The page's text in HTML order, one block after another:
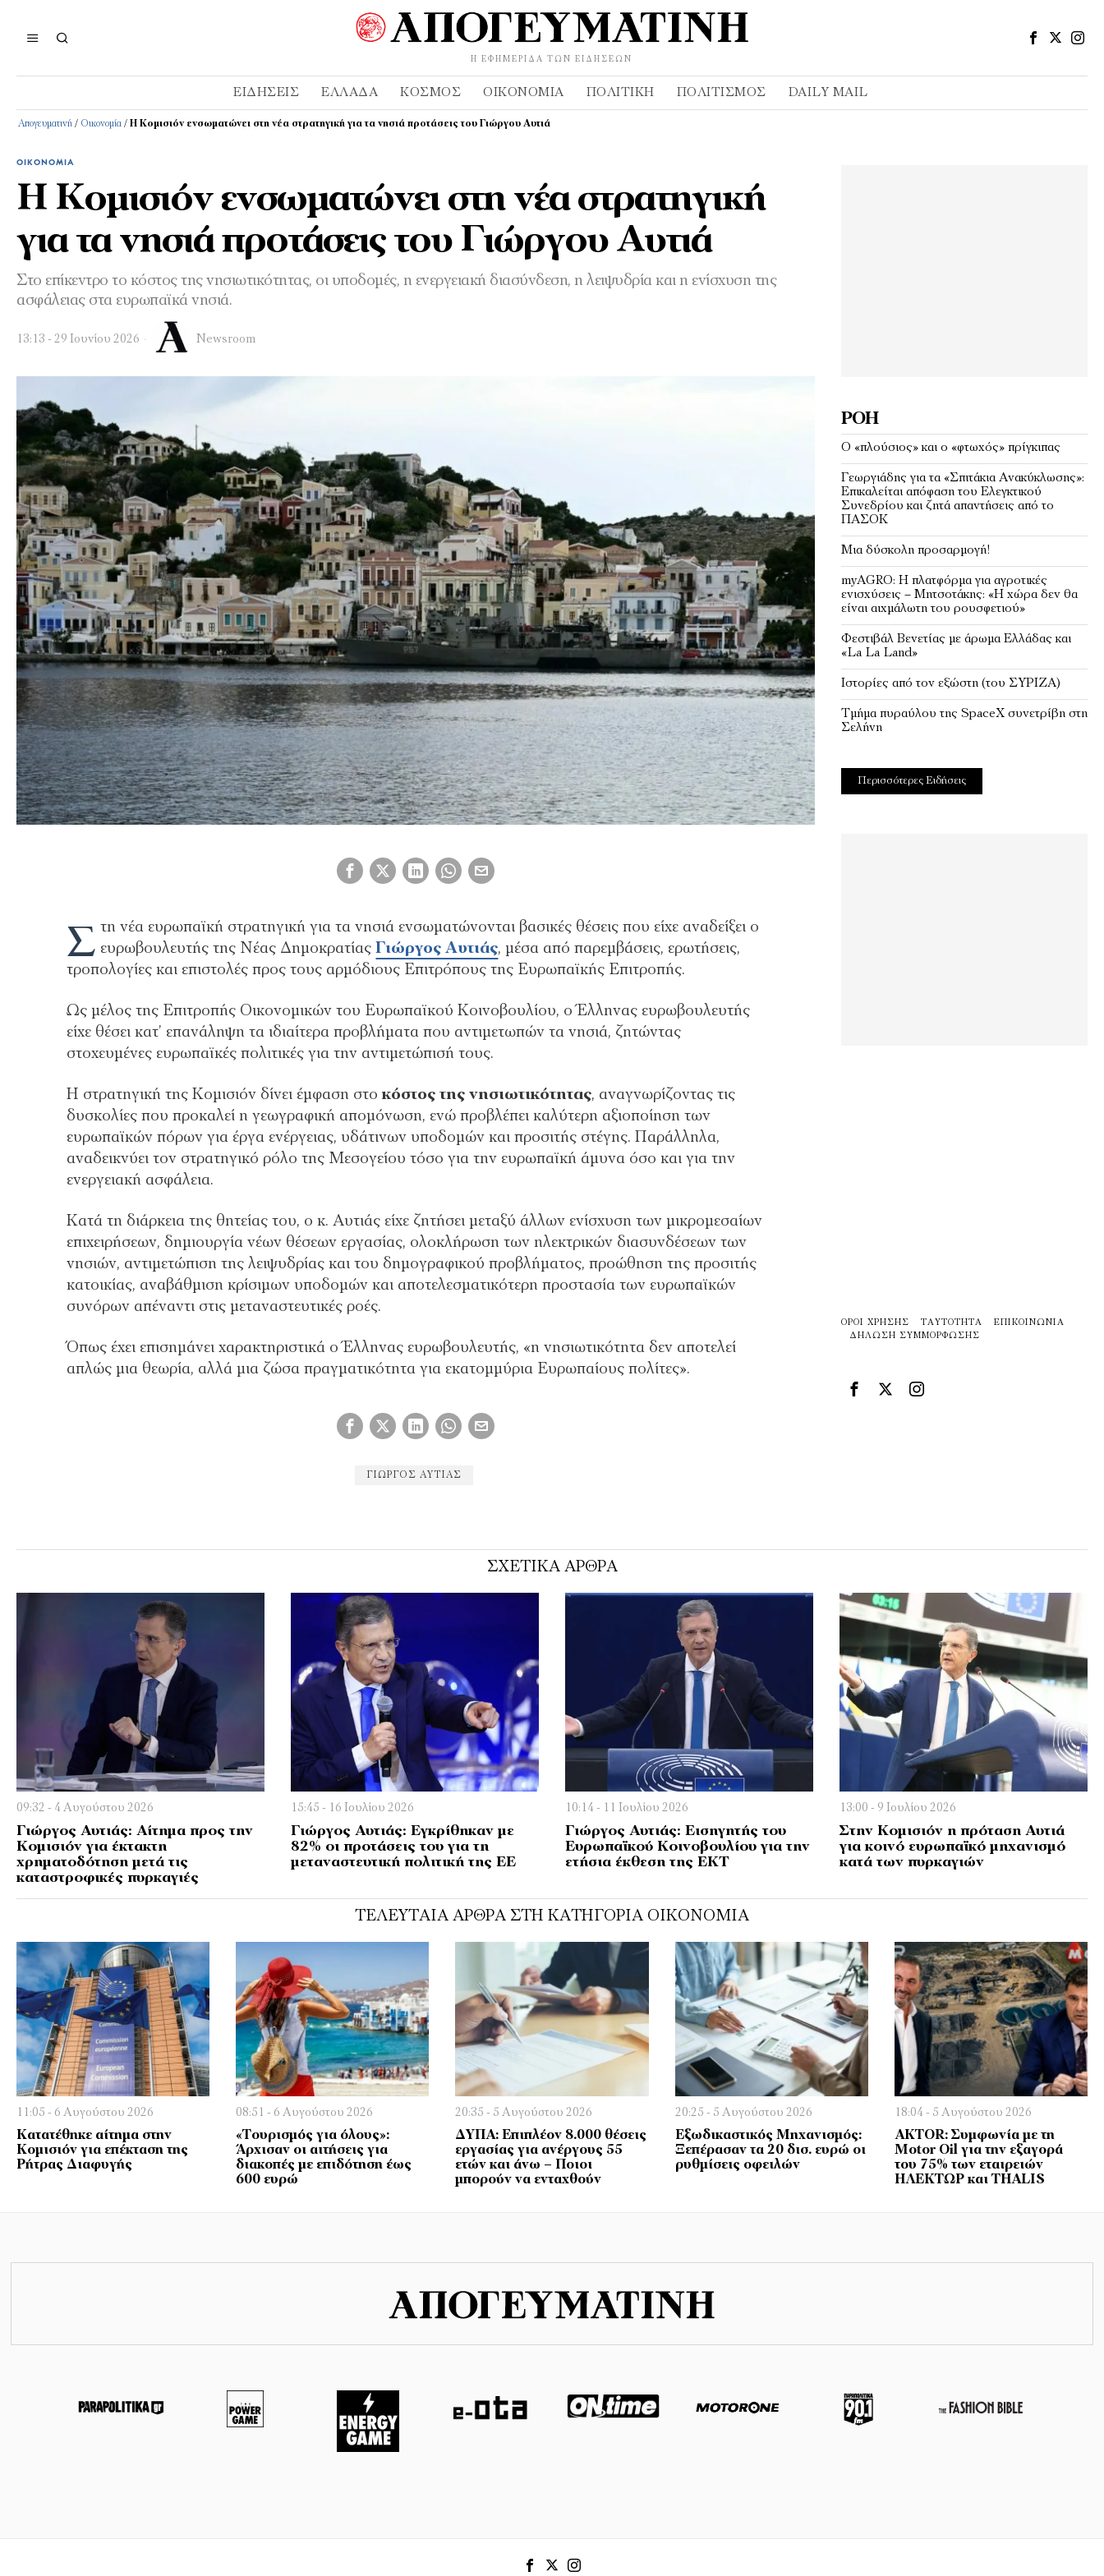
Η ΕΦΗΜΕΡΊΔΑ ΤΩΝ ΕΙΔΉΣΕΩΝ
ΕΙΔΉΣΕΙΣ ΕΛΛΆΔΑ ΚΌΣΜΟΣ ΟΙΚΟΝΟΜΊΑ ΠΟΛΙΤΙΚΉ ΠΟΛΙΤΙΣΜΌΣ DAILY MAIL
Απογευματινή / Οικονομία / Η Κομισιόν ενσωματώνει στη νέα στρατηγική για τα νησιά προτάσεις του Γιώργου Αυτιά
ΟΙΚΟΝΟΜΊΑ
Η Κομισιόν ενσωματώνει στη νέα στρατηγική
για τα νησιά προτάσεις του Γιώργου Αυτιά
Στο επίκεντρο το κόστος της νησιωτικότητας, οι υποδομές, η ενεργειακή διασύνδεση, η λειψυδρία και η ενίσχυση της
ασφάλειας στα ευρωπαϊκά νησιά.
13:13 - 29 Ιουνίου 2026 Newsroom
Σ τη νέα ευρωπαϊκή στρατηγική για τα νησιά ενσωματώνονται βασικές θέσεις που είχε αναδείξει ο
ευρωβουλευτής της Νέας ΔημοκρατίαςΓιώργος Αυτιάς, μέσα από παρεμβάσεις, ερωτήσεις,
τροπολογίες και επιστολές προς τους αρμόδιους Επιτρόπους της Ευρωπαϊκής Επιτροπής.
Ως μέλος της Επιτροπής Οικονομικών του Ευρωπαϊκού Κοινοβουλίου, ο Έλληνας ευρωβουλευτής
είχε θέσει κατ’ επανάληψη τα ιδιαίτερα προβλήματα που αντιμετωπών τα νησιά, ζητώντας
στοχευμένες ευρωπαϊκές πολιτικές για την αντιμετώπισή τους.
Η στρατηγική της Κομισιόν δίνει έμφαση στοκόστος της νησιωτικότητας, αναγνωρίζοντας τις
δυσκολίες που προκαλεί η γεωγραφική απομόνωση, ενώ προβλέπει καλύτερη αξιοποίηση των
ευρωπαϊκών πόρων για έργα ενέργειας, υδάτινων υποδομών και προσιτής στέγης. Παράλληλα,
αναδεικνύει τον στρατηγικό ρόλο της Μεσογείου τόσο για την ευρωπαϊκή άμυνα όσο και για την
ενεργειακή ασφάλεια.
Κατά τη διάρκεια της θητείας του, ο κ. Αυτιάς είχε ζητήσει μεταξύ άλλων ενίσχυση των μικρομεσαίων
επιχειρήσεων, δημιουργία νέων θέσεων εργασίας, ολοκλήρωση των ηλεκτρικών διασυνδέσεων των
νησιών, αντιμετώπιση της λειψυδρίας και του δημογραφικού προβλήματος, προώθηση της προσιτής
κατοικίας, αναβάθμιση κρίσιμων υποδομών και αποτελεσματικότερη προστασία των ευρωπαϊκών
συνόρων απέναντι στις μεταναστευτικές ροές.
Όπως έχει επισημάνει χαρακτηριστικά ο Έλληνας ευρωβουλευτής, «η νησιωτικότητα δεν αποτελεί
απλώς μια θεωρία, αλλά μια ζώσα πραγματικότητα για εκατομμύρια Ευρωπαίους πολίτες».
ΓΙΩΡΓΟΣ ΑΥΤΙΆΣ
ΡΟΉ
Ο «πλούσιος» και ο «φτωχός» πρίγκιπας
Γεωργιάδης για τα «Σπιτάκια Ανακύκλωσης»:
Επικαλείται απόφαση του Ελεγκτικού
Συνεδρίου και ζητά απαντήσεις από το
ΠΑΣΟΚ
Μια δύσκολη προσαρμογή!
myAGRO: Η πλατφόρμα για αγροτικές
ενισχύσεις – Μητσοτάκης: «Η χώρα δεν θα
είναι αιχμάλωτη του ρουσφετιού»
Φεστιβάλ Βενετίας με άρωμα Ελλάδας και
«La La Land»
Ιστορίες από τον εξώστη (του ΣΥΡΙΖΑ)
Τμήμα πυραύλου της SpaceX συνετρίβη στη
Σελήνη
Περισσότερες Ειδήσεις
ΌΡΟΙ ΧΡΉΣΗΣ ΤΑΥΤΌΤΗΤΑ
ΕΠΙΚΟΙΝΩΝΊΑ
ΔΉΛΩΣΗ ΣΥΜΜΌΡΦΩΣΗΣ
ΣΧΕΤΙΚΑ ΑΡΘΡΑ
09:32 - 4 Αυγούστου 2026
Γιώργος Αυτιάς: Αίτημα προς την
Κομισιόν για έκτακτη
χρηματοδότηση μετά τις
καταστροφικές πυρκαγιές
15:45 - 16 Ιουλίου 2026
Γιώργος Αυτιάς: Εγκρίθηκαν με
82% οι προτάσεις του για τη
μεταναστευτική πολιτική της ΕΕ
10:14 - 11 Ιουλίου 2026
Γιώργος Αυτιάς: Εισηγητής του
Ευρωπαϊκού Κοινοβουλίου για την
ετήσια έκθεση της ΕΚΤ
13:00 - 9 Ιουλίου 2026
Στην Κομισιόν η πρόταση Αυτιά
για κοινό ευρωπαϊκό μηχανισμό
κατά των πυρκαγιών
ΤΕΛΕΥΤΑΊΑ ΆΡΘΡΑ ΣΤΗ ΚΑΤΗΓΟΡΊΑ ΟΙΚΟΝΟΜΊΑ
11:05 - 6 Αυγούστου 2026
Κατατέθηκε αίτημα στην
Κομισιόν για επέκταση της
Ρήτρας Διαφυγής
08:51 - 6 Αυγούστου 2026
«Τουρισμός για όλους»:
Άρχισαν οι αιτήσεις για
διακοπές με επιδότηση έως
600 ευρώ
20:35 - 5 Αυγούστου 2026
ΔΥΠΑ: Επιπλέον 8.000 θέσεις
εργασίας για ανέργους 55
ετών και άνω – Ποιοι
μπορούν να ενταχθούν
20:25 - 5 Αυγούστου 2026
Εξωδικαστικός Μηχανισμός:
Ξεπέρασαν τα 20 δισ. ευρώ οι
ρυθμίσεις οφειλών
18:04 - 5 Αυγούστου 2026
AKTOR: Συμφωνία με τη
Motor Oil για την εξαγορά
του 75% των εταιρειών
ΗΛΕΚΤΩΡ και THALIS